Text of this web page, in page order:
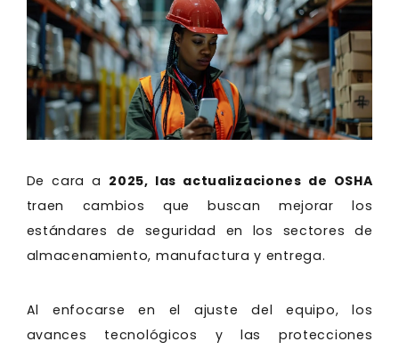
De cara a 2025, las actualizaciones de OSHA
traen cambios que buscan mejorar los
estándares de seguridad en los sectores de
almacenamiento, manufactura y entrega.
Al enfocarse en el ajuste del equipo, los
avances tecnológicos y las protecciones